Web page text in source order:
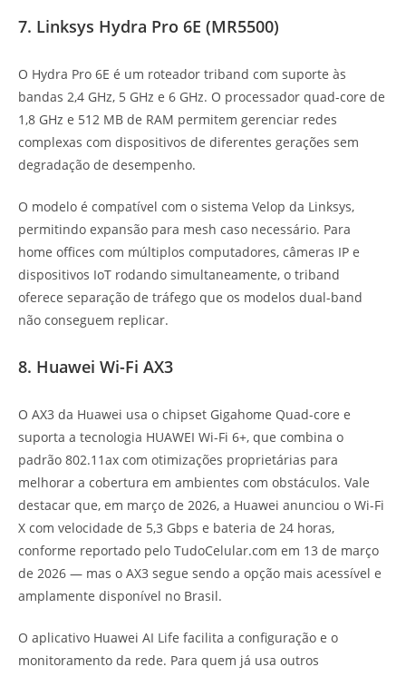
7. Linksys Hydra Pro 6E (MR5500)
O Hydra Pro 6E é um roteador triband com suporte às
bandas 2,4 GHz, 5 GHz e 6 GHz. O processador quad-core de
1,8 GHz e 512 MB de RAM permitem gerenciar redes
complexas com dispositivos de diferentes gerações sem
degradação de desempenho.
O modelo é compatível com o sistema Velop da Linksys,
permitindo expansão para mesh caso necessário. Para
home offices com múltiplos computadores, câmeras IP e
dispositivos IoT rodando simultaneamente, o triband
oferece separação de tráfego que os modelos dual-band
não conseguem replicar.
8. Huawei Wi-Fi AX3
O AX3 da Huawei usa o chipset Gigahome Quad-core e
suporta a tecnologia HUAWEI Wi-Fi 6+, que combina o
padrão 802.11ax com otimizações proprietárias para
melhorar a cobertura em ambientes com obstáculos. Vale
destacar que, em março de 2026, a Huawei anunciou o Wi-Fi
X com velocidade de 5,3 Gbps e bateria de 24 horas,
conforme reportado pelo TudoCelular.com em 13 de março
de 2026 — mas o AX3 segue sendo a opção mais acessível e
amplamente disponível no Brasil.
O aplicativo Huawei AI Life facilita a configuração e o
monitoramento da rede. Para quem já usa outros